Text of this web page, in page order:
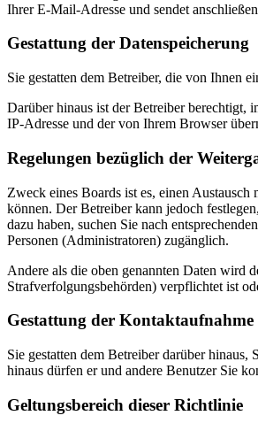
Ihrer E-Mail-Adresse und sendet
Gestattung der Datenspeicherung
Sie gestatten dem Betreiber, die von Ihnen
Darüber hinaus ist der Betreiber berechtigt,
IP-Adresse und der von Ihrem Browser
Regelungen bezüglich der
Zweck eines Boards ist es, einen
können. Der Betreiber kann jedoch
dazu haben, suchen Sie nach
Personen (Administratoren) zugänglich.
Andere als die oben genannten Daten wird
Strafverfolgungsbehörden) verpflichtet ist
Gestattung der Kontaktaufnahme
Sie gestatten dem Betreiber darüber
hinaus dürfen er und andere Benutzer Sie
Geltungsbereich dieser Richtlinie